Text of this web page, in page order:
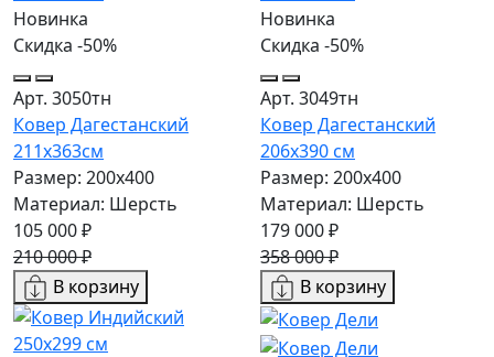
Новинка
Скидка -50%
Арт. 3050тн
Ковер Дагестанский
211x363см
Размер: 200х400
Материал: Шерсть
105 000 ₽
210 000 ₽
В корзину
Новинка
Скидка -50%
Арт. 3049тн
Ковер Дагестанский
206x390 см
Размер: 200х400
Материал: Шерсть
179 000 ₽
358 000 ₽
В корзину